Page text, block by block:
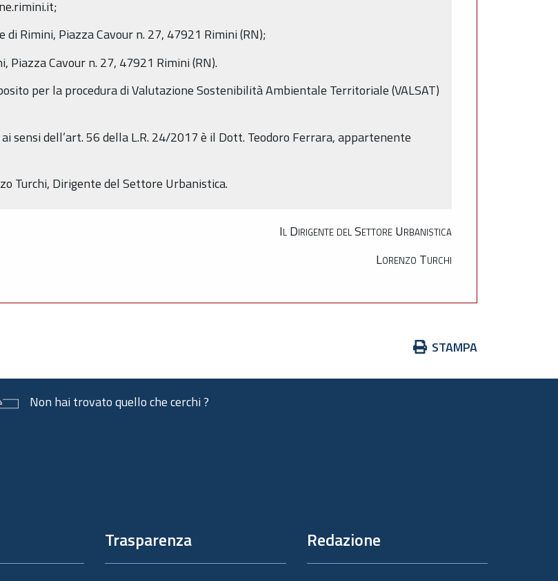
Rimini, Piazza Cavour n. 27, 47921 Rimini (RN);
Piazza Cavour n. 27, 47921 Rimini (RN).
per la procedura di Valutazione Sostenibilità Ambientale Territoriale (VALSAT)
sensi dell’art. 56 della L.R. 24/2017 è il Dott. Teodoro Ferrara, appartenente
Turchi, Dirigente del Settore Urbanistica.
Il Dirigente del Settore Urbanistica
Lorenzo Turchi
Azioni
documento
STAMPA
Non hai trovato quello che cerchi ?
Trasparenza Redazione